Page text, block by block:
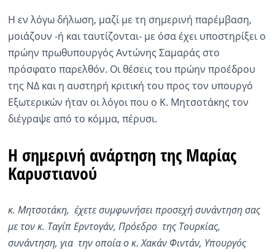
Η εν λόγω δήλωση, μαζί με τη σημερινή παρέμβαση,
μοιάζουν -ή και ταυτίζονται- με όσα έχει υποστηρίξει ο
πρώην πρωθυπουργός Αντώνης Σαμαράς στο
πρόσφατο παρελθόν. Οι θέσεις του πρώην προέδρου
της ΝΔ και η αυστηρή κριτική του προς τον υπουργό
Εξωτερικών ήταν οι λόγοι που ο Κ. Μητσοτάκης τον
διέγραψε από το κόμμα, πέρυσι.
Η σημερινή ανάρτηση της Μαρίας
Καρυστιανού
κ. Μητσοτάκη, έχετε συμφωνήσει προσεχή συνάντηση σας
με τον κ. Ταγίπ Ερντογάν, Πρόεδρο της Τουρκίας,
συνάντηση, για την οποία ο κ. Χακάν Φιντάν, Υπουργός